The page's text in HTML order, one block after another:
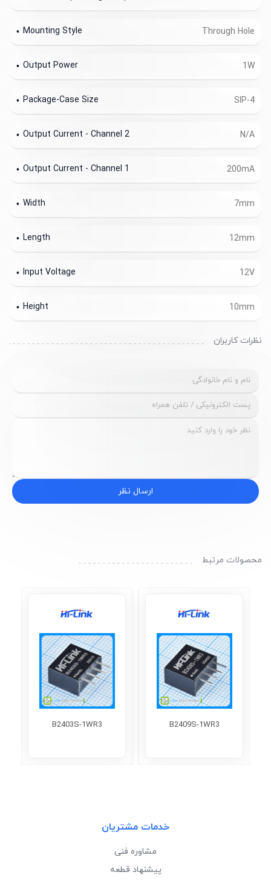
Through Hole
Mounting Style
1W
Output Power
SIP-4
Package-Case Size
N/A
Output Current - Channel 2
200mA
Output Current - Channel 1
7mm
Width
12mm
Length
12V
Input Voltage
10mm
Height
نظرات کاربران
ارسال نظر
محصولات مرتبط
B2409S-1WR3
B2403S-1WR3
خدمات مشتریان
مشاوره فنی
پیشنهاد قطعه